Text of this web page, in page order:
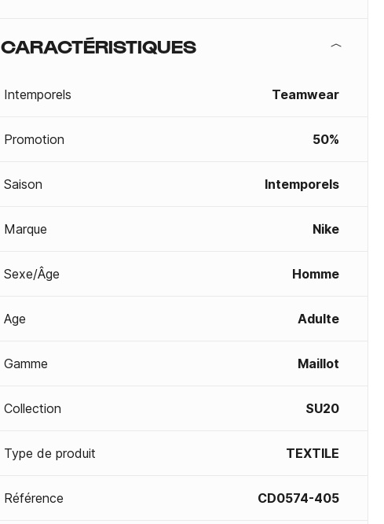
CARACTÉRISTIQUES
Intemporels Teamwear
Promotion 50%
Saison Intemporels
Marque Nike
Sexe/Âge Homme
Age Adulte
Gamme Maillot
Collection SU20
Type de produit TEXTILE
Référence CD0574-405